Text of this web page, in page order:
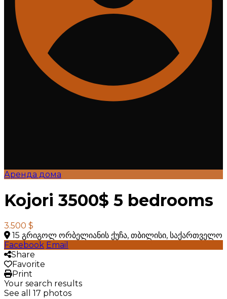
Аренда дома
Kojori 3500$ 5 bedrooms
3.500 $
15 გრიგოლ ორბელიანის ქუჩა, თბილისი, საქართველო
Facebook Email
Share
Favorite
Print
Your search results
See all 17 photos